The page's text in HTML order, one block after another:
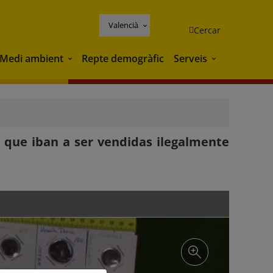
Valencià Cercar
Medi ambient Medi ambient
Repte demogràfic Serveis Serveis
iban a ser vendidas ilegalmente